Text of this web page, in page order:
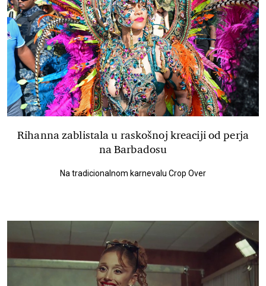
Rihanna zablistala u raskošnoj kreaciji od perja
na Barbadosu
Na tradicionalnom karnevalu Crop Over